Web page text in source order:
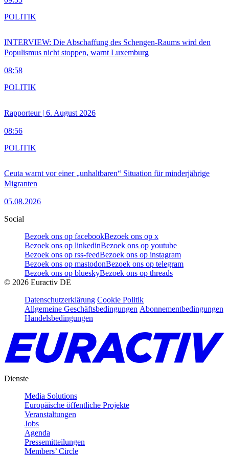
INTERVIEW: Die Abschaffung des Schengen-Raums wird den
Populismus nicht stoppen, warnt Luxemburg
08:58
POLITIK
Rapporteur | 6. August 2026
08:56
POLITIK
Ceuta warnt vor einer „unhaltbaren“ Situation für minderjährige
Migranten
05.08.2026
POLITIK
Social
Bezoek ons op facebookBezoek ons op x
Bezoek ons op linkedinBezoek ons op youtube
Bezoek ons op rss-feedBezoek ons op instagram
Bezoek ons op mastodonBezoek ons op telegram
Bezoek ons op blueskyBezoek ons op threads
© 2026 Euractiv DE
Datenschutzerklärung Cookie Politik
Allgemeine Geschäftsbedingungen Abonnementbedingungen
Handelsbedingungen
Dienste
Media Solutions
Europäische öffentliche Projekte
Veranstaltungen
Jobs
Agenda
Pressemitteilungen
Members’ Circle